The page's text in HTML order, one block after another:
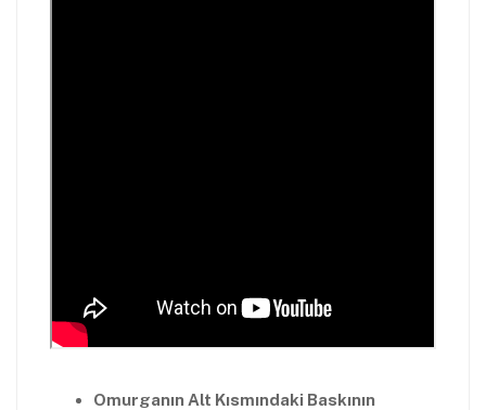
Omurganın Alt Kısmındaki Baskının